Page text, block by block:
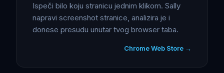
Ispeči bilo koju stranicu jednim klikom. Sally
napravi screenshot stranice, analizira je i
donese presudu unutar tvog browser taba.
Chrome Web Store →